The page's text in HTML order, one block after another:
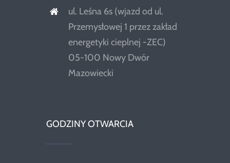
ul. Leśna 6s (wjazd od ul.
Przemysłowej 1 przez zakład
energetyki cieplnej -ZEC)
05-100 Nowy Dwór
Mazowiecki
GODZINY OTWARCIA